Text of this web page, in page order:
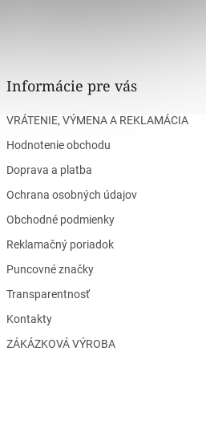
Informácie pre vás
VRÁTENIE, VÝMENA A REKLAMÁCIA
Hodnotenie obchodu
Doprava a platba
Ochrana osobných údajov
Obchodné podmienky
Reklamačný poriadok
Puncovné značky
Transparentnosť
Kontakty
ZÁKÁZKOVÁ VÝROBA